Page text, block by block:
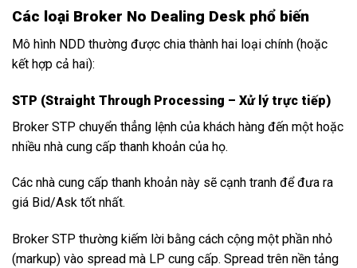
Các loại Broker No Dealing Desk phổ biến
Mô hình NDD thường được chia thành hai loại chính (hoặc
kết hợp cả hai):
STP (Straight Through Processing – Xử lý trực tiếp)
Broker STP chuyển thẳng lệnh của khách hàng đến một hoặc
nhiều nhà cung cấp thanh khoản của họ.
Các nhà cung cấp thanh khoản này sẽ cạnh tranh để đưa ra
giá Bid/Ask tốt nhất.
Broker STP thường kiếm lời bằng cách cộng một phần nhỏ
(markup) vào spread mà LP cung cấp. Spread trên nền tảng